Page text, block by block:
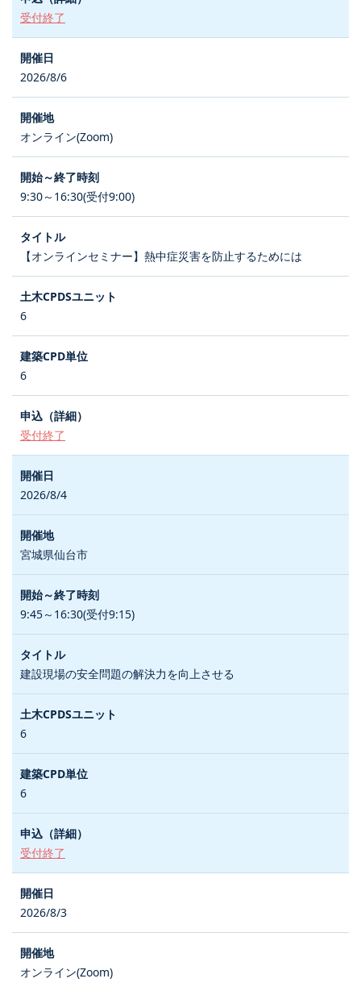
受付終了
2026/8/6
オンライン(Zoom)
9:30～16:30(受付9:00)
【オンラインセミナー】熱中症災害を防止するためには
6
6
受付終了
2026/8/4
宮城県仙台市
9:45～16:30(受付9:15)
建設現場の安全問題の解決力を向上させる
6
6
受付終了
2026/8/3
オンライン(Zoom)